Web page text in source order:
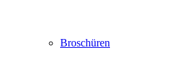
Broschüren